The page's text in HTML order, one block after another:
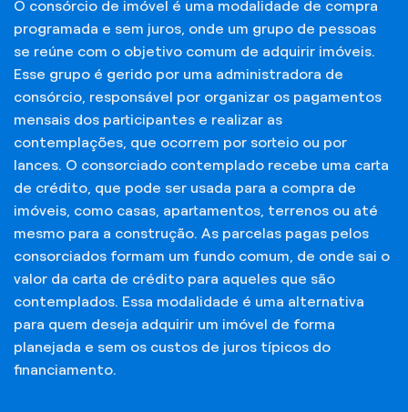
O consórcio de imóvel é uma modalidade de compra
programada e sem juros, onde um grupo de pessoas
se reúne com o objetivo comum de adquirir imóveis.
Esse grupo é gerido por uma administradora de
consórcio, responsável por organizar os pagamentos
mensais dos participantes e realizar as
contemplações, que ocorrem por sorteio ou por
lances. O consorciado contemplado recebe uma carta
de crédito, que pode ser usada para a compra de
imóveis, como casas, apartamentos, terrenos ou até
mesmo para a construção. As parcelas pagas pelos
consorciados formam um fundo comum, de onde sai o
valor da carta de crédito para aqueles que são
contemplados. Essa modalidade é uma alternativa
para quem deseja adquirir um imóvel de forma
planejada e sem os custos de juros típicos do
financiamento.